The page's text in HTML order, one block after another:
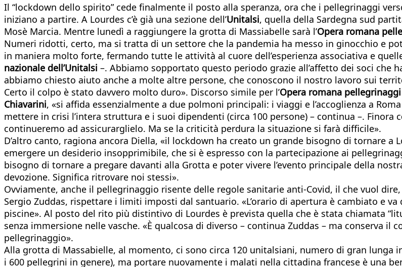
Il “lockdown dello spirito” cede finalmente il posto alla speranza, ora che i pellegrinaggi
iniziano a partire. A Lourdes c’è già una sezione dell’Unitalsi, quella della Sardegna sud
Mosè Marcia. Mentre lunedì a raggiungere la grotta di Massiabelle sarà l’Opera romana
Numeri ridotti, certo, ma si tratta di un settore che la pandemia ha messo in ginocchio e
in maniera molto forte, fermando tutte le attività al cuore dell’esperienza associativa e
nazionale dell’Unitalsi –. Abbiamo sopportato questo periodo grazie all’affetto dei soci
abbiamo chiesto aiuto anche a molte altre persone, che conoscono il nostro lavoro sui
Certo il colpo è stato davvero molto duro». Discorso simile per l’Opera romana pellegrinaggi
Chiavarini, «si affida essenzialmente a due polmoni principali: i viaggi e l’accoglienza a
mettere in crisi l’intera struttura e i suoi dipendenti (circa 100 persone) – continua –.
continueremo ad assicurarglielo. Ma se la criticità perdura la situazione si farà difficile».
D’altro canto, ragiona ancora Diella, «il lockdown ha creato un grande bisogno di tornare
emergere un desiderio insopprimibile, che si è espresso con la partecipazione ai
bisogno di tornare a pregare davanti alla Grotta e poter vivere l’evento principale della
devozione. Significa ritrovare noi stessi».
Ovviamente, anche il pellegrinaggio risente delle regole sanitarie anti-Covid, il che vuol
Sergio Zuddas, rispettare i limiti imposti dal santuario. «L’orario di apertura è cambiato e
piscine». Al posto del rito più distintivo di Lourdes è prevista quella che è stata chiamata
senza immersione nelle vasche. «È qualcosa di diverso – continua Zuddas – ma conserva
pellegrinaggio».
Alla grotta di Massabielle, al momento, ci sono circa 120 unitalsiani, numero di gran lunga
i 600 pellegrini in genere), ma portare nuovamente i malati nella cittadina francese è una